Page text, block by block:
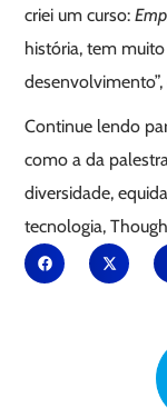
criei um curso:
história, tem
Continue lendo
como a da
diversidade,
tecnologia,